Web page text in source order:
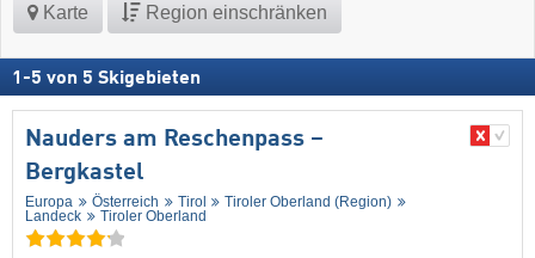
Karte Region einschränken
1 -5 von 5 Skigebieten
Nauders am Reschenpass –
Bergkastel
Europa Österreich Tirol
Tiroler Oberland (Region)
Landeck
Tiroler Oberland